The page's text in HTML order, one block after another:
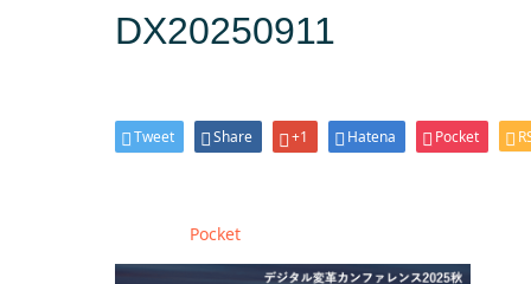
DX20250911
Tweet Share +1 Hatena Pocket
Pocket